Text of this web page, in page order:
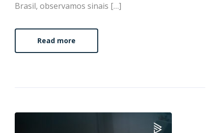
Brasil, observamos sinais […]
Read more